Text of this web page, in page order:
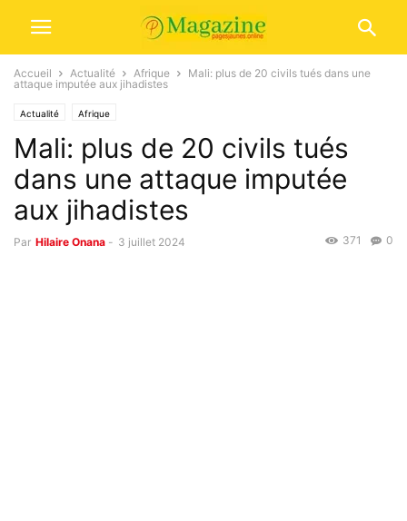
Accueil Actualité Afrique
Mali: plus de 20 civils tués dans une
attaque imputée aux jihadistes
Actualité Afrique
Mali: plus de 20 civils tués
dans une attaque imputée
aux jihadistes
Par Hilaire Onana - 3 juillet 2024 0
371